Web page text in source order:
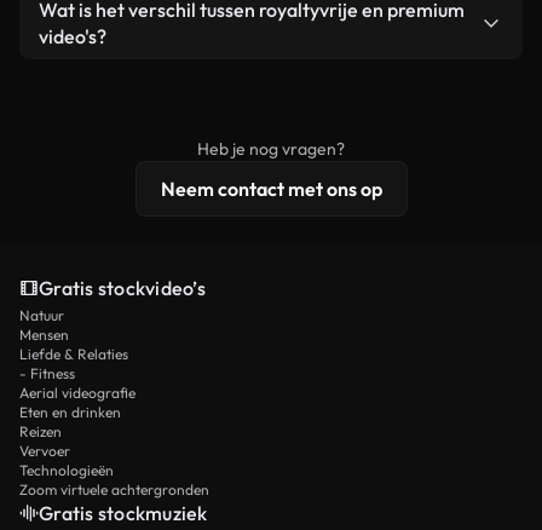
een losstaand product.
remixen. Zorg er wel voor dat het eindproduct
Wat is het verschil tussen royaltyvrije en premium
video's?
licentiebescherming omvat.
Heb je nog vragen?
Neem contact met ons op
Gratis stockvideo’s
Natuur
Mensen
Liefde & Relaties
- Fitness
Aerial videografie
Eten en drinken
Reizen
Vervoer
Technologieën
Zoom virtuele achtergronden
Gratis stockmuziek